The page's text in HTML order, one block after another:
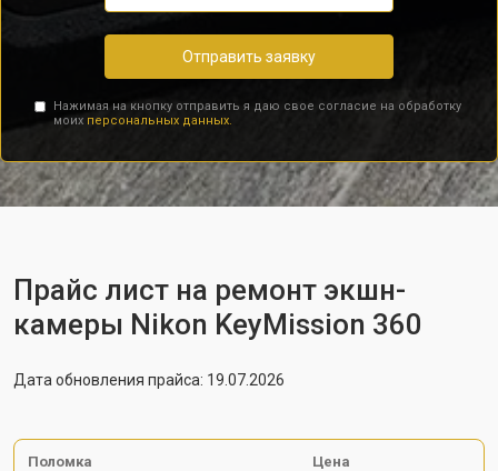
Отправить заявку
Нажимая на кнопку отправить я даю свое согласие на обработку
моих персональных данных.
Прайс лист на ремонт экшн-
камеры Nikon KeyMission 360
Дата обновления прайса: 19.07.2026
Поломка Цена